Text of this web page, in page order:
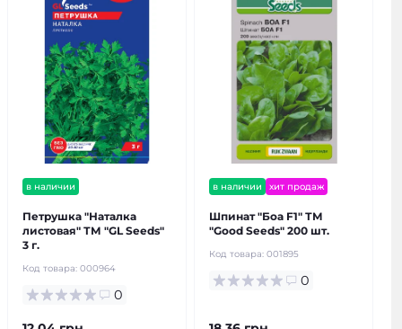
в наличии
Петрушка "Наталка
листовая" ТМ "GL Seeds"
3 г.
Код товара: 000964
0
в наличии хит продаж
Шпинат "Боа F1" ТМ
"Good Seeds" 200 шт.
Код товара: 001895
0